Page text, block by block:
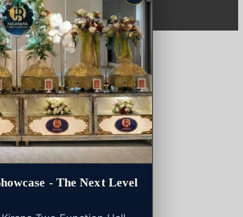
Selengkapnya »
- The Next Level